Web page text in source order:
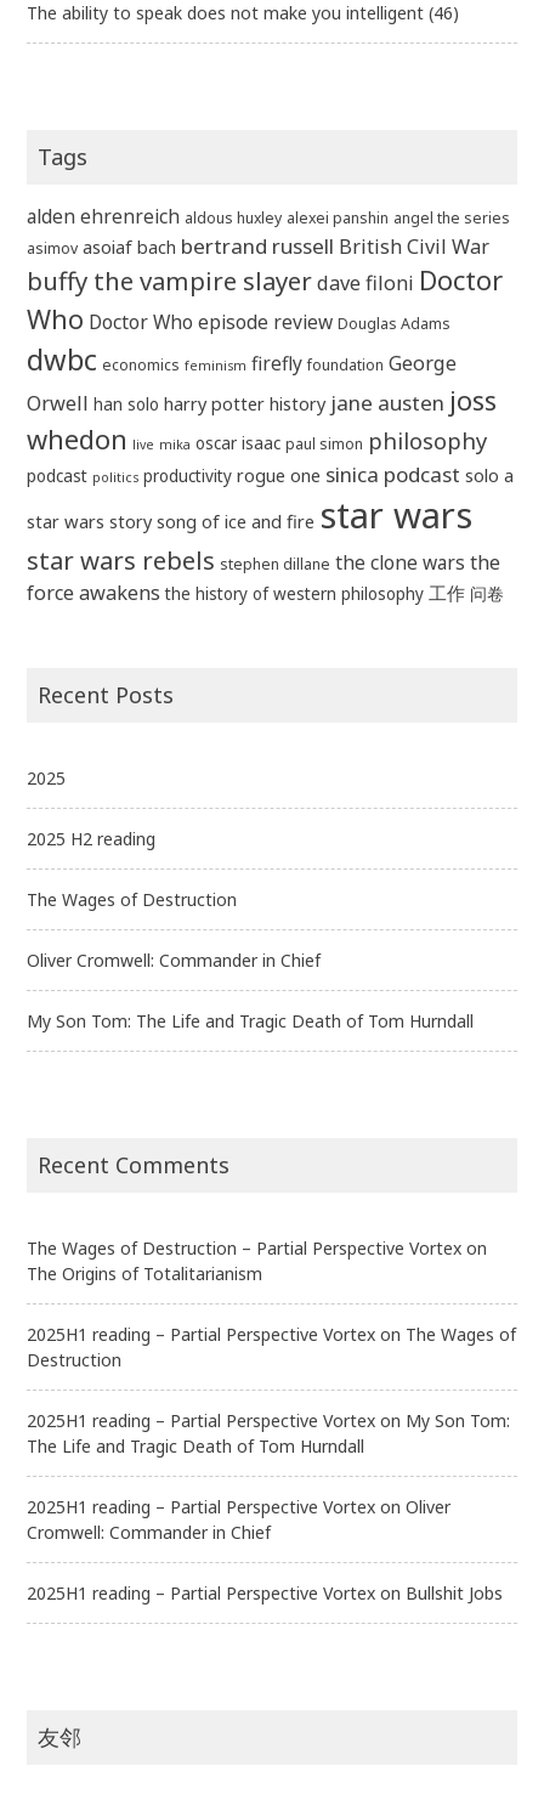
The ability to speak does not make you intelligent (46)
Tags
alden ehrenreich aldous huxley alexei panshin angel the series
asimov asoiaf bach bertrand russell British Civil War
buffy the vampire slayer dave filoni Doctor
Who Doctor Who episode review Douglas Adams
dwbc economics feminism firefly foundation George
Orwell han solo harry potter history jane austen joss
whedon live mika oscar isaac paul simon philosophy
podcast politics productivity rogue one sinica podcast solo a
star wars story song of ice and fire star wars
star wars rebels stephen dillane the clone wars the
force awakens the history of western philosophy 工作 问卷
Recent Posts
2025
2025 H2 reading
The Wages of Destruction
Oliver Cromwell: Commander in Chief
My Son Tom: The Life and Tragic Death of Tom Hurndall
Recent Comments
The Wages of Destruction – Partial Perspective Vortex on
The Origins of Totalitarianism
2025H1 reading – Partial Perspective Vortex on The Wages of
Destruction
2025H1 reading – Partial Perspective Vortex on My Son Tom:
The Life and Tragic Death of Tom Hurndall
2025H1 reading – Partial Perspective Vortex onOliver
Cromwell: Commander in Chief
2025H1 reading – Partial Perspective Vortex on Bullshit Jobs
友邻